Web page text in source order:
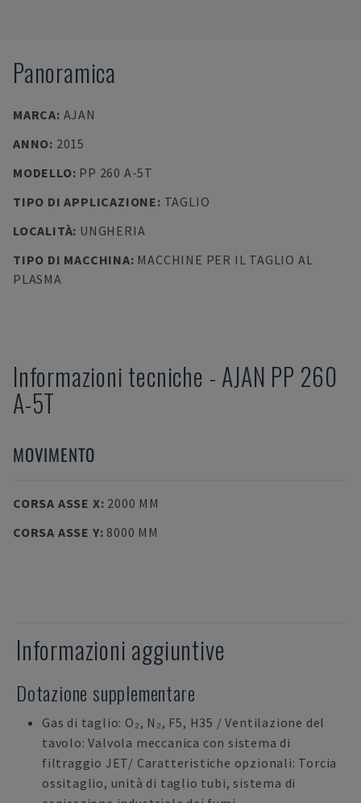
Panoramica
MARCA: AJAN
ANNO: 2015
MODELLO: PP 260 A-5T
TIPO DI APPLICAZIONE: TAGLIO
LOCALITÀ: UNGHERIA
TIPO DI MACCHINA: MACCHINE PER IL TAGLIO AL
PLASMA
Informazioni tecniche - AJAN PP 260
A-5T
MOVIMENTO
CORSA ASSE X: 2000 MM
CORSA ASSE Y: 8000 MM
Informazioni aggiuntive
Dotazione supplementare
Gas di taglio: O₂, N₂, F5, H35 / Ventilazione del
tavolo: Valvola meccanica con sistema di
filtraggio JET/ Caratteristiche opzionali: Torcia
ossitaglio, unità di taglio tubi, sistema di